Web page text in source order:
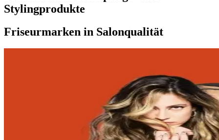
Stylingprodukte
Friseurmarken in Salonqualität